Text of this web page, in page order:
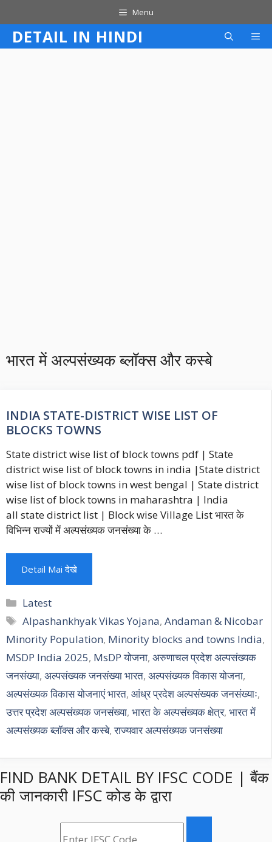
to
content
Menu
DETAIL IN HINDI
भारत में अल्पसंख्यक ब्लॉक्स और कस्बे
INDIA STATE-DISTRICT WISE LIST OF
BLOCKS TOWNS
State district wise list of block towns pdf | State
district wise list of block towns in india |State district
wise list of block towns in west bengal | State district
wise list of block towns in maharashtra | India
all state district list | Block wise Village List भारत के
विभिन्न राज्यों में अल्पसंख्यक जनसंख्या के …
Detail Mai देखे
Categories
Latest
Tags
Alpashankhyak Vikas Yojana,Andaman & Nicobar
Minority Population, Minority blocks and towns India,
MSDP India 2025, MsDP योजना, अरुणाचल प्रदेश अल्पसंख्यक
जनसंख्या, अल्पसंख्यक जनसंख्या भारत, अल्पसंख्यक विकास योजना,
अल्पसंख्यक विकास योजनाएं भारत, आंध्र प्रदेश अल्पसंख्यक जनसंख्याः,
उत्तर प्रदेश अल्पसंख्यक जनसंख्या, भारत के अल्पसंख्यक क्षेत्र, भारत में
अल्पसंख्यक ब्लॉक्स और कस्बे,राज्यवार अल्पसंख्यक जनसंख्या
FIND BANK DETAIL BY IFSC CODE | बैंक
की जानकारी IFSC कोड के द्वारा